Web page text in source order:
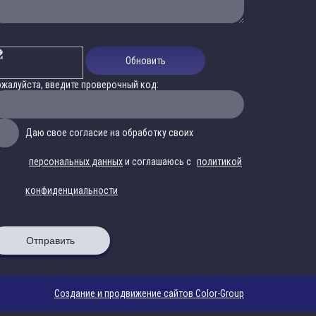
Обновить
введите проверочный код:
Даю свое согласие на обработку своих
персональных данныхи соглашаюсь с политикой
конфиденциальности
Отправить
Создание и продвижение сайтов Color-Group